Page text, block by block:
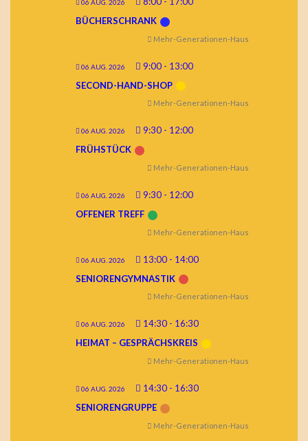
06 AUG. 2026
BÜCHERSCHRANK
Mehr-Generationen-Haus
06 AUG. 2026 9:00 - 13:00
SECOND-HAND-SHOP
Mehr-Generationen-Haus
06 AUG. 2026 9:30 - 12:00
FRÜHSTÜCK
Mehr-Generationen-Haus
06 AUG. 2026 9:30 - 12:00
OFFENER TREFF
Mehr-Generationen-Haus
06 AUG. 2026 13:00 - 14:00
SENIORENGYMNASTIK
Mehr-Generationen-Haus
06 AUG. 2026 14:30 - 16:30
HEIMAT – GESPRÄCHSKREIS
Mehr-Generationen-Haus
06 AUG. 2026 14:30 - 16:30
SENIORENGRUPPE
Mehr-Generationen-Haus